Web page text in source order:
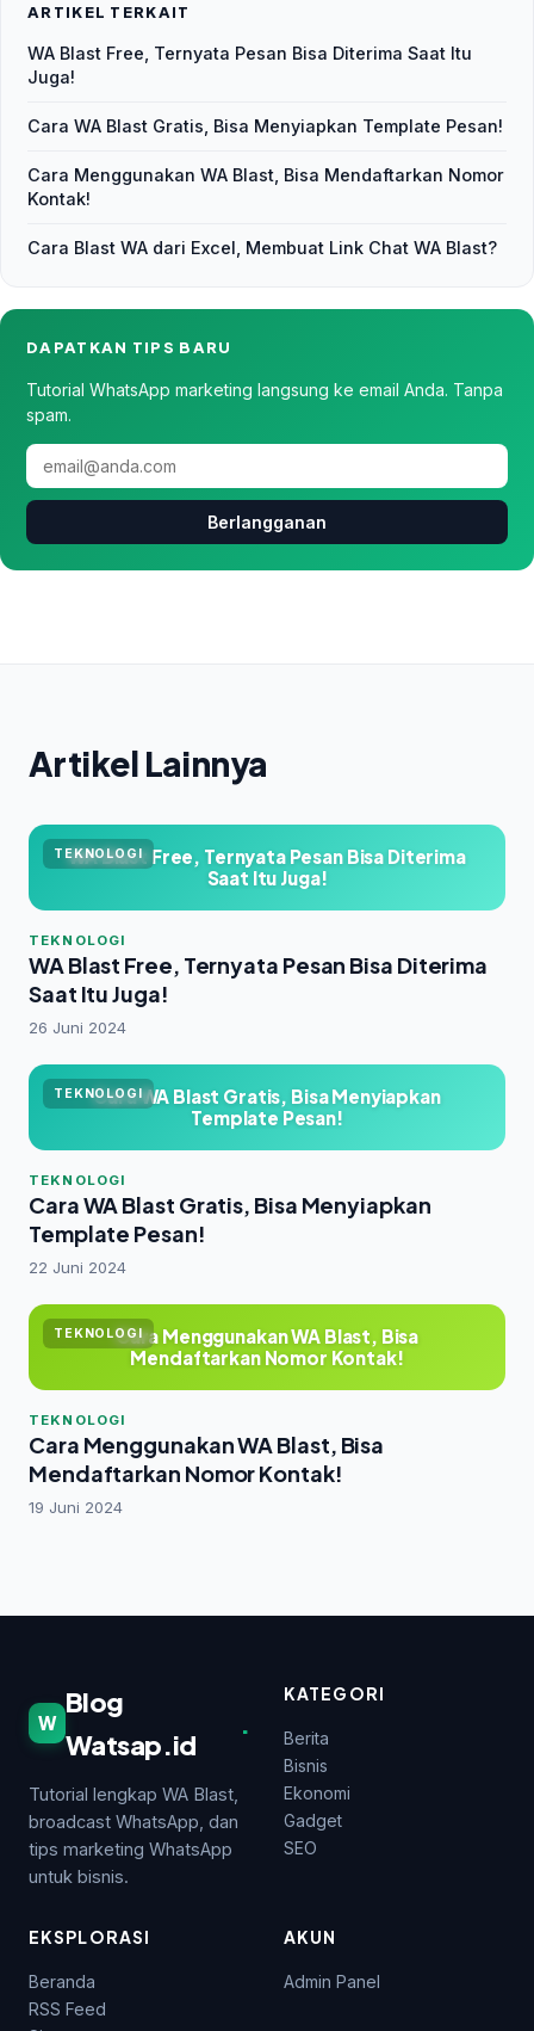
ARTIKEL TERKAIT
WA Blast Free, Ternyata Pesan Bisa Diterima Saat Itu
Juga!
Cara WA Blast Gratis, Bisa Menyiapkan Template Pesan!
Cara Menggunakan WA Blast, Bisa Mendaftarkan Nomor
Kontak!
Cara Blast WA dari Excel, Membuat Link Chat WA Blast?
DAPATKAN TIPS BARU
Tutorial WhatsApp marketing langsung ke email Anda. Tanpa
spam.
Berlangganan
Artikel Lainnya
TEKNOLOGI
WA Blast Free, Ternyata Pesan Bisa Diterima
Saat Itu Juga!
TEKNOLOGI
WA Blast Free, Ternyata Pesan Bisa Diterima
Saat Itu Juga!
26 Juni 2024
TEKNOLOGI
Cara WA Blast Gratis, Bisa Menyiapkan
Template Pesan!
TEKNOLOGI
Cara WA Blast Gratis, Bisa Menyiapkan
Template Pesan!
22 Juni 2024
TEKNOLOGICara Menggunakan WA Blast, Bisa
Mendaftarkan Nomor Kontak!
TEKNOLOGI
Cara Menggunakan WA Blast, Bisa
Mendaftarkan Nomor Kontak!
19 Juni 2024
W
Blog
Watsap.id
.
Tutorial lengkap WA Blast,
broadcast WhatsApp, dan
tips marketing WhatsApp
untuk bisnis.
KATEGORI
Berita
Bisnis
Ekonomi
Gadget
SEO
EKSPLORASI
Beranda
RSS Feed
AKUN
Admin Panel